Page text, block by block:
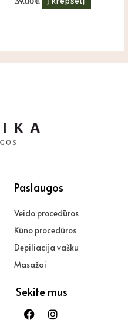
Paslaugos
Veido procedūros
Kūno procedūros
Depiliacija vašku
Masažai
Sekite mus
FacebookInstagram